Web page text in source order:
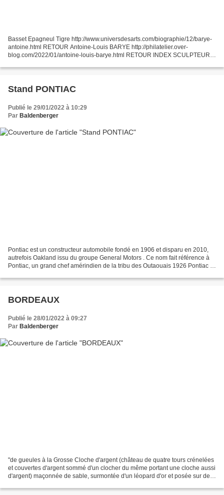
Basset Epagneul Tigre http://www.universdesarts.com/biographie/12/barye-
antoine.html RETOUR Antoine-Louis BARYE http://philatelier.over-
blog.com/2022/01/antoine-louis-barye.html RETOUR INDEX SCULPTEURS
sculpteurs.html...
Stand PONTIAC
Publié le 29/01/2022 à 10:29
Par Baldenberger
Pontiac est un constructeur automobile fondé en 1906 et disparu en 2010,
autrefois Oakland issu du groupe General Motors . Ce nom fait référence à
Pontiac, un grand chef amérindien de la tribu des Outaouais 1926 Pontiac 2
BORDEAUX
Publié le 28/01/2022 à 09:27
Par Baldenberger
"de gueules à la Grosse Cloche d'argent (château de quatre tours crénelées
et couvertes d'argent sommé d'un clocher du même portant une cloche aussi
d'argent) maçonnée de sable, surmontée d'un léopard d'or et posée sur des